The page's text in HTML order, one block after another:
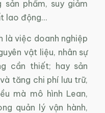
sản phẩm, suy giảm
lao động…
là việc doanh nghiệp
vật liệu, nhân sự
cần thiết; hay sản
tăng chi phí lưu trữ,
mà mô hình Lean,
quản lý vận hành,